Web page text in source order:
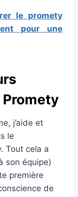
le promety
pour une
j’aide et
le
Tout cela a
son équipe)
première
de